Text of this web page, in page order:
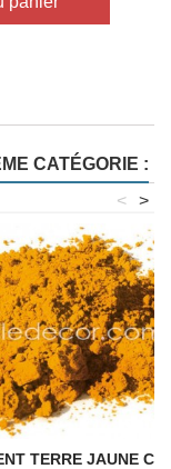
CATÉGORIE :
>
<
TERRE JAUNE CR